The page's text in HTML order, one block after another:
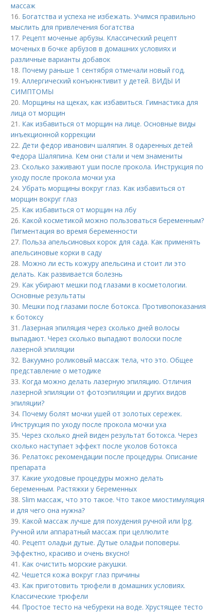
массаж
16. Богатства и успеха не избежать. Учимся правильно
мыслить для привлечения богатства
17. Рецепт моченые арбузы. Классический рецепт
моченых в бочке арбузов в домашних условиях и
различные варианты добавок
18. Почему раньше 1 сентября отмечали новый год.
19.Аллергический конъюнктивит у детей. ВИДЫ И
СИМПТОМЫ
20. Морщины на щеках, как избавиться. Гимнастика для
лица от морщин
21. Как избавиться от морщин на лице. Основные виды
инъекционной коррекции
22. Дети федор иванович шаляпин. 8 одаренных детей
Федора Шаляпина. Кем они стали и чем знамениты
23.Сколько заживают уши после прокола. Инструкция по
уходу после прокола мочки уха
24.Убрать морщины вокруг глаз. Как избавиться от
морщин вокруг глаз
25. Как избавиться от морщин на лбу
26. Какой косметикой можно пользоваться беременным?
Пигментация во время беременности
27. Польза апельсиновых корок для сада. Как применять
апельсиновые корки в саду
28. Можно ли есть кожуру апельсина и стоит ли это
делать. Как развивается болезнь
29. Как убирают мешки под глазами в косметологии.
Основные результаты
30. Мешки под глазами после ботокса. Противопоказания
к ботоксу
31. Лазерная эпиляция через сколько дней волосы
выпадают. Через сколько выпадают волоски после
лазерной эпиляции
32. Вакуумно роликовый массаж тела, что это. Общее
представление о методике
33. Когда можно делать лазерную эпиляцию. Отличия
лазерной эпиляции от фотоэпиляции и других видов
эпиляции?
34. Почему болят мочки ушей от золотых сережек.
Инструкция по уходу после прокола мочки уха
35.Через сколько дней виден результат ботокса. Через
сколько наступает эффект после уколов ботокса
36. Релатокс рекомендации после процедуры. Описание
препарата
37. Какие уходовые процедуры можно делать
беременным. Растяжки у беременных
38.Slim массаж, что это такое. Что такое миостимуляция
и для чего она нужна?
39. Какой массаж лучше для похудения ручной или lpg.
Ручной или аппаратный массаж при целлюлите
40. Рецепт оладьи дутые. Дутые оладьи поповеры.
Эффектно, красиво и очень вкусно!
41. Как очистить морские ракушки.
42.Чешется кожа вокруг глаз причины
43. Как приготовить трюфели в домашних условиях.
Классические трюфели
44. Простое тесто на чебуреки на воде. Хрустящее тесто